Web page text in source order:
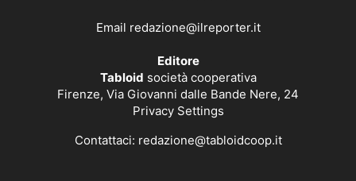
Email redazione@ilreporter.it
Editore
Tabloid società cooperativa
Firenze, Via Giovanni dalle Bande Nere, 24
Privacy Settings
Contattaci: redazione@tabloidcoop.it